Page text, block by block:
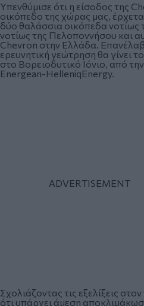
Υπενθύμισε ότι η είσοδος της
οικόπεδο της χώρας μας,
δύο θαλάσσια οικόπεδα νοτίως
νοτίως της Πελοποννήσου και
Chevron στην Ελλάδα.
ερευνητική γεώτρηση θα γίνει
στο Βορειοδυτικό Ιόνιο, από
Energean-HelleniqEnergy.
Σχολιάζοντας τις εξελίξεις
ότι υπάρχει άμεση